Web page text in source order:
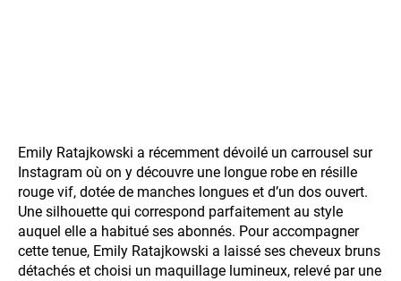
Emily Ratajkowski a récemment dévoilé un carrousel sur
Instagram où on y découvre une longue robe en résille
rouge vif, dotée de manches longues et d’un dos ouvert.
Une silhouette qui correspond parfaitement au style
auquel elle a habitué ses abonnés. Pour accompagner
cette tenue, Emily Ratajkowski a laissé ses cheveux bruns
détachés et choisi un maquillage lumineux, relevé par une